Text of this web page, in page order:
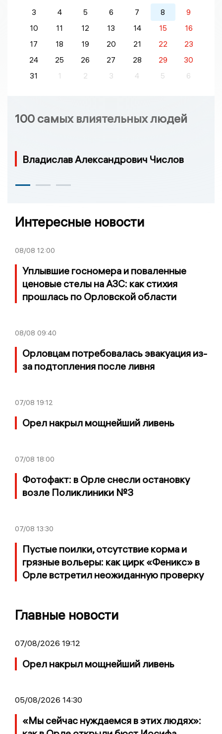
3
4 5 6 7 8
9
10
11 12 13 14 15
16
17
18 19 20 21 22
23
24
25 26 27 28 29
30
31
1 2 3 4 5 6
100 самых влиятельных людей
Владислав Александрович Числов
Интересные новости
08/08 12:00
Уплывшие госномера и поваленные
ценовые стелы на АЗС: как стихия
прошлась по Орловской области
08/08 09:40
Орловцам потребовалась эвакуация из-
за подтопления после ливня
07/08 19:12
Орел накрыл мощнейший ливень
07/08 18:00
Фотофакт: в Орле снесли остановку
возле Поликлиники №3
07/08 13:30
Пустые поилки, отсутствие корма и
грязные вольеры: как цирк «Феникс» в
Орле встретил неожиданную проверку
Главные новости
07/08/2026 19:12
Орел накрыл мощнейший ливень
05/08/2026 14:30
«Мы сейчас нуждаемся в этих людях»: